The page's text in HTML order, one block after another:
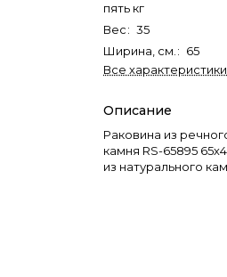
пять кг
Вес: 35
Ширина, см. : 65
Все характеристики
Описание
Раковина из
камня RS-65895
из натурального